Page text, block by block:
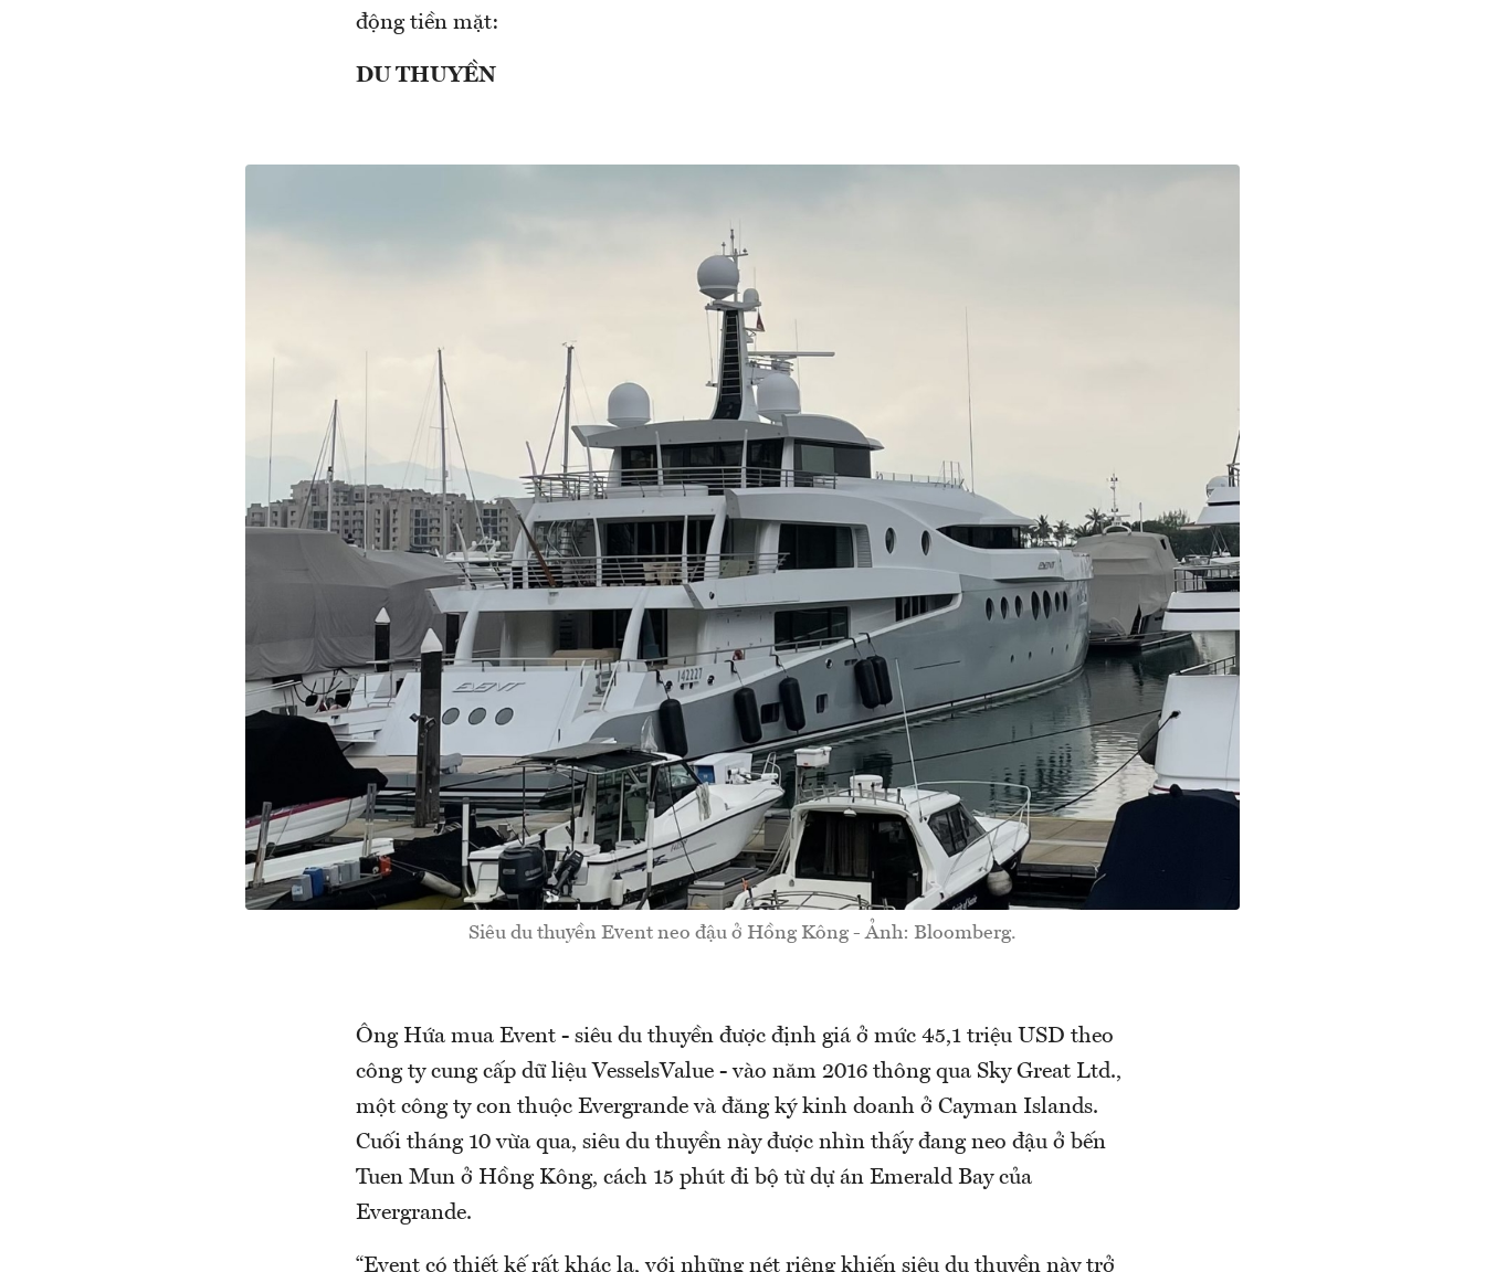
động tiền mặt:
DU THUYỀN
Siêu du thuyền Event neo đậu ở Hồng Kông - Ảnh: Bloomberg.
Ông Hứa mua Event - siêu du thuyền được định giá ở mức 45,1 triệu USD theo
công ty cung cấp dữ liệu VesselsValue - vào năm 2016 thông qua Sky Great Ltd.,
một công ty con thuộc Evergrande và đăng ký kinh doanh ở Cayman Islands.
Cuối tháng 10 vừa qua, siêu du thuyền này được nhìn thấy đang neo đậu ở bến
Tuen Mun ở Hồng Kông, cách 15 phút đi bộ từ dự án Emerald Bay của
Evergrande.
“Event có thiết kế rất khác lạ, với những nét riêng khiến siêu du thuyền này trở